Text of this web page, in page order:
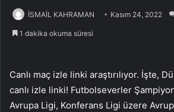
İSMAİL KAHRAMAN Kasım 24, 2022
1 dakika okuma süresi
Canlı maç izle linki araştırılıyor. İşte,
canlı izle linki! Futbolseverler
Avrupa Ligi, Konferans Ligi üzere